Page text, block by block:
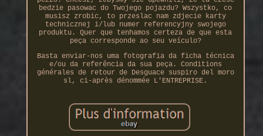
bedzie pasowac do Twojego pojazdu? Wszystko, co
musisz zrobic, to przeslac nam zdjecie karty
technicznej i/lub numer referencyjny swojego
produktu. Quer que tenhamos certeza de que esta
peça corresponde ao seu veículo?
Basta enviar-nos uma fotografia da ficha técnica
e/ou da referência da sua peça. Conditions
générales de retour de Desguace suspiro del moro
sl, ci-après dénommée L'ENTREPRISE.